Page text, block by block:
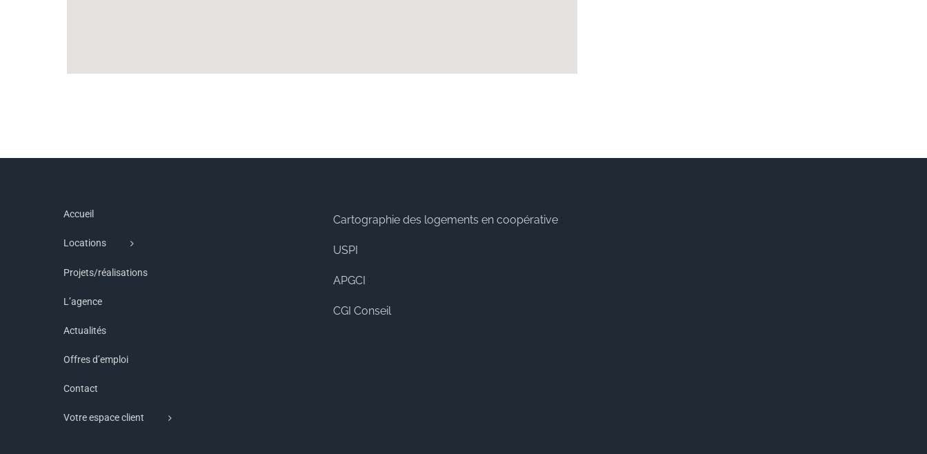
Accueil
Locations
Projets/réalisations
L’agence
Actualités
Offres d’emploi
Contact
Votre espace client
Cartographie des logements en coopérative:
USPI
APGCI :
CGI Conseil